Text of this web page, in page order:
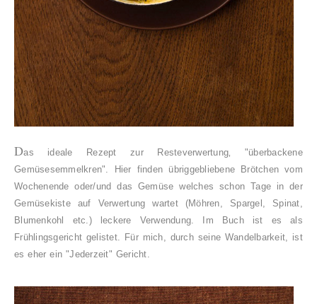
Das ideale Rezept zur Resteverwertung‚ "überbackene
Gemüsesemmelkren". Hier finden übriggebliebene Brötchen vom
Wochenende oder/und das Gemüse welches schon Tage in der
Gemüsekiste auf Verwertung wartet (Möhren, Spargel, Spinat,
Blumenkohl etc.) leckere Verwendung. Im Buch ist es als
Frühlingsgericht gelistet. Für mich, durch seine Wandelbarkeit, ist
es eher ein "Jederzeit" Gericht.